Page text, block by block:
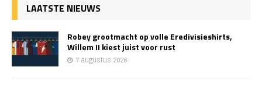
LAATSTE NIEUWS
Robey grootmacht op volle Eredivisieshirts,
Willem II kiest juist voor rust
7 augustus 2026